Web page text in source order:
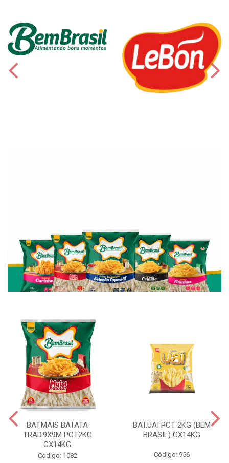
BAT.MAIS BATATA
TRAD.9X9M PCT2KG
CX14KG
Código: 1082
BAT.UAI PCT 2KG (BEM
BRASIL) CX14KG
Código: 956